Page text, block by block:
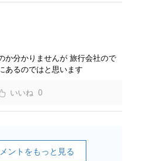
か分かりませんが 旅行会社ので
あるのではと思います
0
ントをもっと見る